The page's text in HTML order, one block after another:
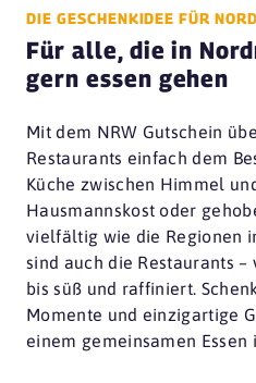
DIE GESCHENKIDEE FÜR
Für alle, die in
gern essen gehen
Mit dem NRW Gutschein
Restaurants einfach dem
Küche zwischen Himmel
Hausmannskost oder
vielfältig wie die Regionen
sind auch die Restaurants
bis süß und raffiniert.
Momente und einzigartige
einem gemeinsamen Essen